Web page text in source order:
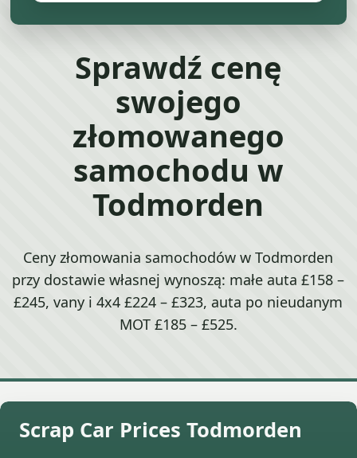
Sprawdź cenę
swojego
złomowanego
samochodu w
Todmorden
Ceny złomowania samochodów w Todmorden
przy dostawie własnej wynoszą: małe auta £158 –
£245, vany i 4x4 £224 – £323, auta po nieudanym
MOT £185 – £525.
Scrap Car Prices Todmorden